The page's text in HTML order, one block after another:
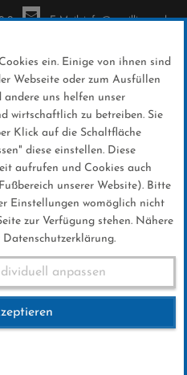
0 E-Mail: info@sc-willingen.de
ein. Einige von ihnen sind
Webseite oder zum Ausfüllen
uns helfen unser
wirtschaftlich zu betreiben. Sie
Klick auf die Schaltfläche
diese einstellen. Diese
aufrufen und Cookies auch
unserer Website). Bitte
Einstellungen womöglich nicht
zur Verfügung stehen. Nähere
anpassen